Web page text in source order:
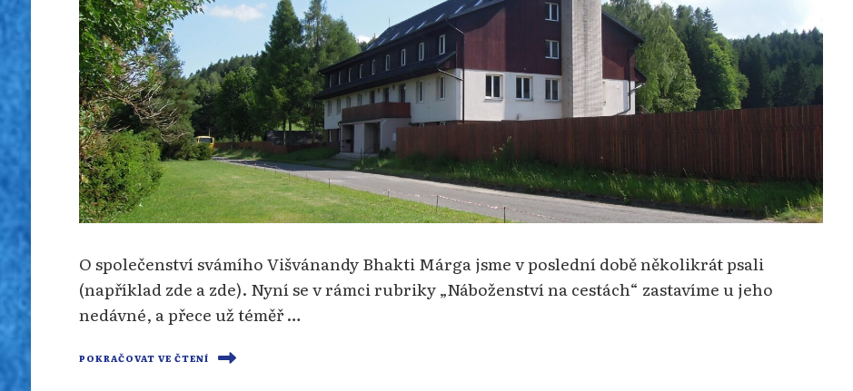
O společenství svámího Višvánandy Bhakti Márga jsme v poslední době několikrát psali
(například zde a zde). Nyní se v rámci rubriky „Náboženství na cestách“ zastavíme u jeho
nedávné, a přece už téměř …
POKRAČOVAT VE ČTENÍ